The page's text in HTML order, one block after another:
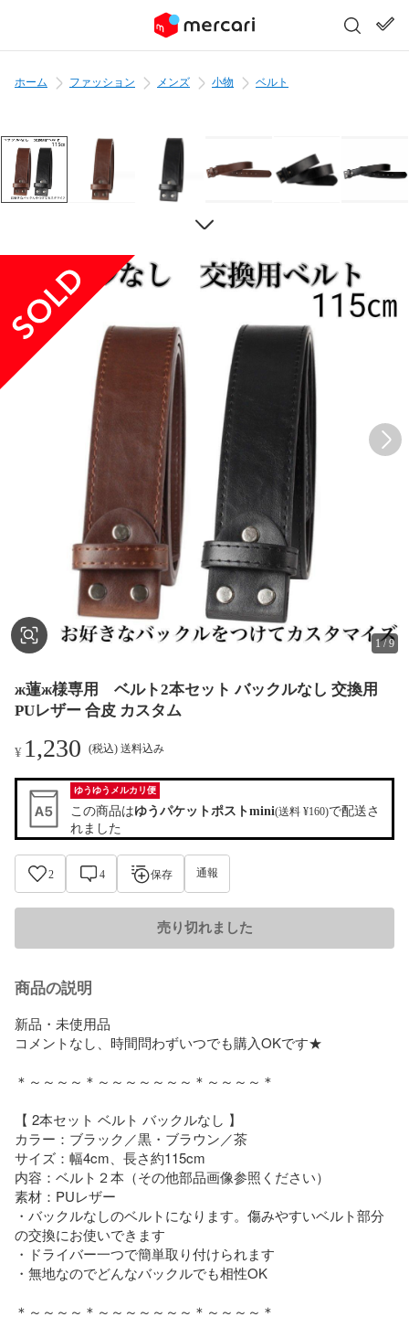
ホーム ファッション メンズ 小物 ベルト
1/9
ж蓮ж様専用 ベルト2本セット バックルなし 交換用
PUレザー 合皮 カスタム
¥ 1,230 (税込) 送料込み
ゆうゆうメルカリ便
この商品はゆうパケットポストmini(送料 ¥160)で配送さ
れました
2 4 保存 通報
売り切れました
商品の説明
新品・未使用品
コメントなし、時間問わずいつでも購入OKです★
＊～～～～＊～～～～～～～＊～～～～＊
【 2本セット ベルト バックルなし 】
カラー：ブラック／黒・ブラウン／茶
サイズ：幅4cm、長さ約115cm
内容：ベルト２本（その他部品画像参照ください）
素材：PUレザー
・バックルなしのベルトになります。傷みやすいベルト部分
の交換にお使いできます
・ドライバー一つで簡単取り付けられます
・無地なのでどんなバックルでも相性OK
＊～～～～＊～～～～～～～＊～～～～＊